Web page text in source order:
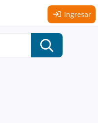
Ingresar